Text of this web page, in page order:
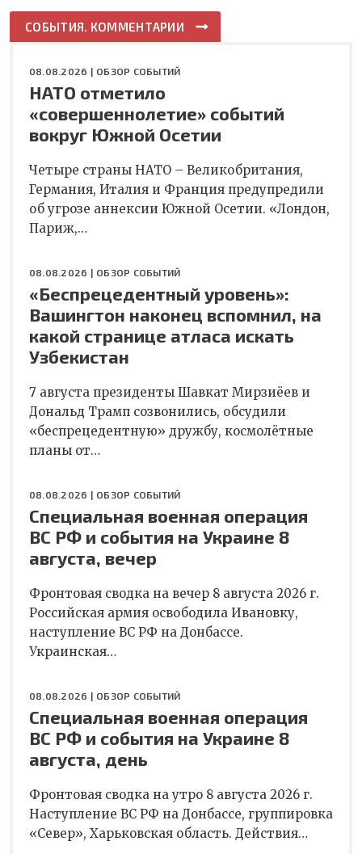
СОБЫТИЯ. КОММЕНТАРИИ
08.08.2026 | ОБЗОР СОБЫТИЙ
НАТО отметило
«совершеннолетие» событий
вокруг Южной Осетии
Четыре страны НАТО – Великобритания,
Германия, Италия и Франция предупредили
об угрозе аннексии Южной Осетии. «Лондон,
Париж,…
08.08.2026 | ОБЗОР СОБЫТИЙ
«Беспрецедентный уровень»:
Вашингтон наконец вспомнил, на
какой странице атласа искать
Узбекистан
7 августа президенты Шавкат Мирзиёев и
Дональд Трамп созвонились, обсудили
«беспрецедентную» дружбу, космолётные
планы от…
08.08.2026 | ОБЗОР СОБЫТИЙ
Специальная военная операция
ВС РФ и события на Украине 8
августа, вечер
Фронтовая сводка на вечер 8 августа 2026 г.
Российская армия освободила Ивановку,
наступление ВС РФ на Донбассе.
Украинская…
08.08.2026 | ОБЗОР СОБЫТИЙ
Специальная военная операция
ВС РФ и события на Украине 8
августа, день
Фронтовая сводка на утро 8 августа 2026 г.
Наступление ВС РФ на Донбассе, группировка
«Север», Харьковская область. Действия…